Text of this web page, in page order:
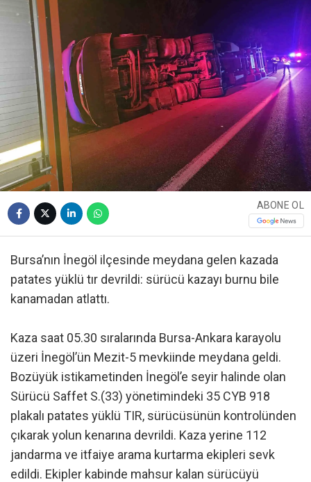
ABONE OL
Bursa’nın İnegöl ilçesinde meydana gelen kazada
patates yüklü tır devrildi: sürücü kazayı burnu bile
kanamadan atlattı.
Kaza saat 05.30 sıralarında Bursa-Ankara karayolu
üzeri İnegöl’ün Mezit-5 mevkiinde meydana geldi.
Bozüyük istikametinden İnegöl’e seyir halinde olan
Sürücü Saffet S.(33) yönetimindeki 35 CYB 918
plakalı patates yüklü TIR, sürücüsünün kontrolünden
çıkarak yolun kenarına devrildi. Kaza yerine 112
jandarma ve itfaiye arama kurtarma ekipleri sevk
edildi. Ekipler kabinde mahsur kalan sürücüyü